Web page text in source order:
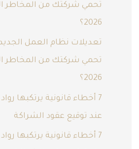
تحمي شركتك من المخاطر
2026؟
تعديلات نظام العمل
تحمي شركتك من المخاطر
2026؟
7 أخطاء قانونية يرتكبها
عند توقيع عقود الشراكة
7 أخطاء قانونية يرتكبها